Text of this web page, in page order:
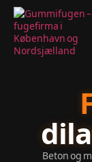
Beton og